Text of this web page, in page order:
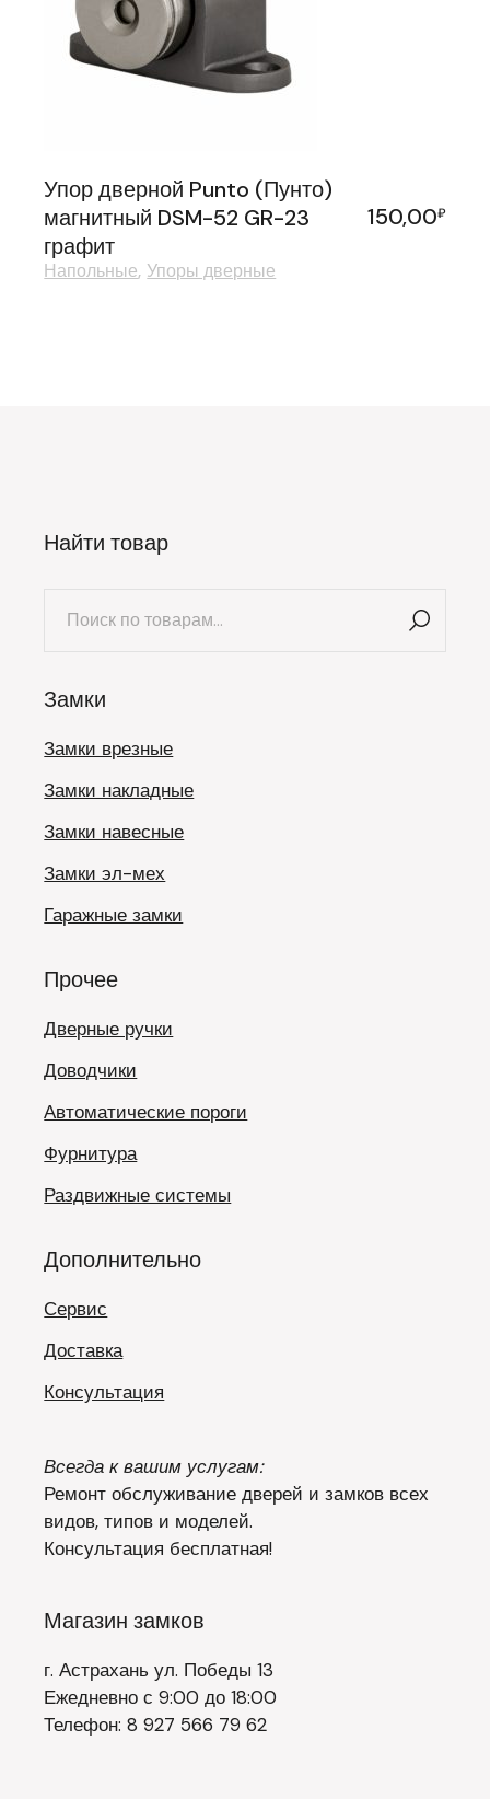
Упор дверной Punto (Пунто)
магнитный DSM-52 GR-23
графит
150,00₽
Напольные Упоры дверные
Найти товар
Замки
Замки врезные
Замки накладные
Замки навесные
Замки эл-мех
Гаражные замки
Прочее
Дверные ручки
Доводчики
Автоматические пороги
Фурнитура
Раздвижные системы
Дополнительно
Сервис
Доставка
Консультация
Всегда к вашим услугам:
Ремонт обслуживание дверей и замков всех
видов, типов и моделей.
Консультация бесплатная!
Магазин замков
г. Астрахань ул. Победы 13
Ежедневно с 9:00 до 18:00
Телефон: 8 927 566 79 62